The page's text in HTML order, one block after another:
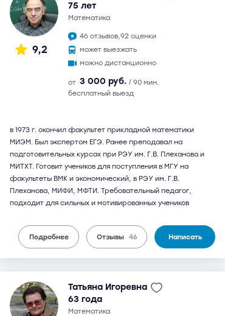
9,2
75 лет
математика
46 отзывов,92 оценки
может выезжать
можно дистанционно
от 3 000 руб. / 90 мин.
бесплатный выезд
в 1973 г. окончил факультет прикладной математики
МИЭМ. Был экспертом ЕГЭ. Ранее преподавал на
подготовительных курсах при РЭУ им. Г.В. Плеханова и
МИТХТ. Готовит учеников для поступления в МГУ на
факультеты ВМК и экономический, в РЭУ им. Г.В.
Плеханова, МИФИ, МФТИ. Требовательный педагог,
подходит для сильных и мотивированных учеников
Подробнее Отзывы 46 Написать
Татьяна Игоревна
63 года
математика